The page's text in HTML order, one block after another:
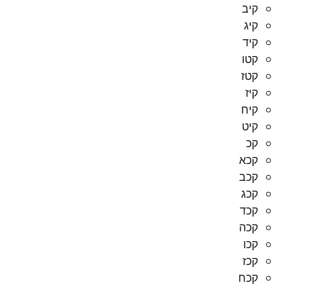
קיב
קיג
קיד
קטו
קטז
קיז
קיח
קיט
קכ
קכא
קכב
קכג
קכד
קכה
קכו
קכז
קכח